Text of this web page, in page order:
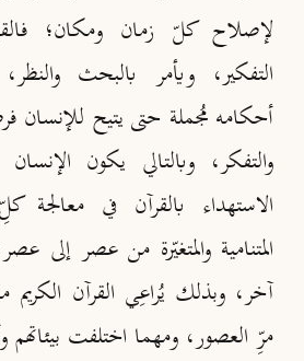
لإصلاح كلّ زمان ومكان؛
التفكير، ويأمر بالبحث
أحكامه مُجملة حتى يتيح للإنسان
والتفكر، وبالتالي يكون
الاستهداء بالقرآن في معالجة
المتنامية والمتغيّرة من عصر إلى
آخر، وبذلك يُراعِي القرآن الكريم
مرِّ العصور، ومهما اختلفت بيئاتهم